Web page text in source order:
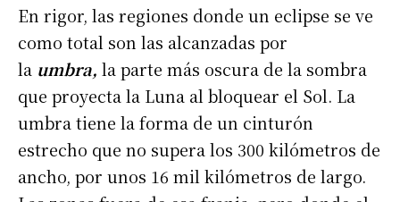
En rigor, las regiones donde un eclipse se ve
como total son las alcanzadas por
la umbra, la parte más oscura de la sombra
que proyecta la Luna al bloquear el Sol. La
umbra tiene la forma de un cinturón
estrecho que no supera los 300 kilómetros de
ancho, por unos 16 mil kilómetros de largo.